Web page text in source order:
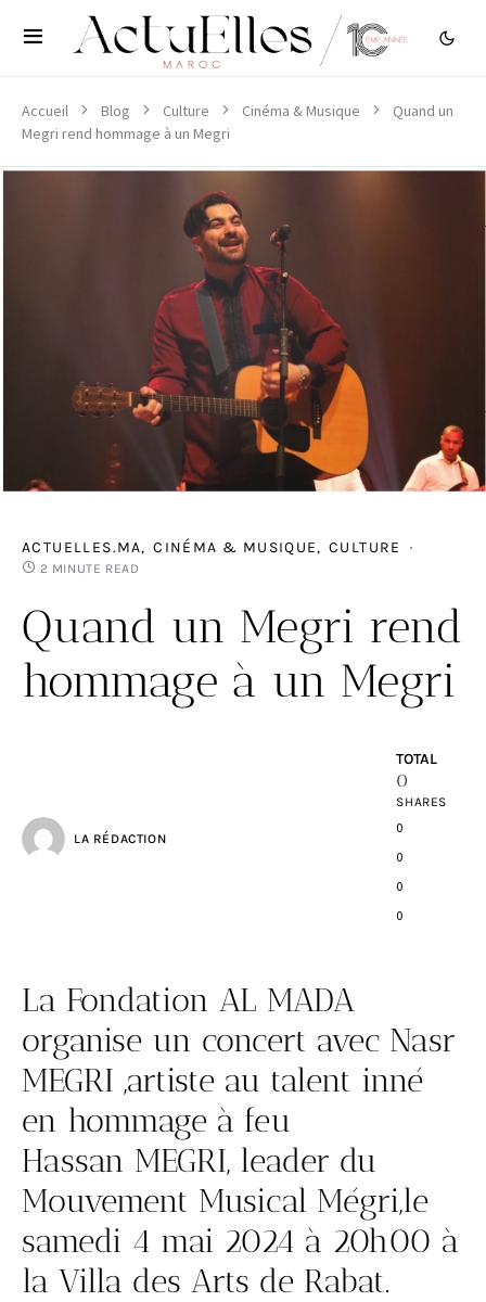
Accueil Blog Culture Cinéma & Musique
Quand un
Megri rend hommage à un Megri
ACTUELLES.MA CINÉMA & MUSIQUE CULTURE
2 MINUTE READ
Quand un Megri rend
hommage à un Megri
LA RÉDACTION
TOTAL
0
SHARES
0
0
0
0
La Fondation AL MADA
organise un concert avec Nasr
MEGRI ,artiste au talent inné
en hommage à feu
Hassan MEGRI, leader du
Mouvement Musical Mégri,le
samedi 4 mai 2024 à 20h00 à
la Villa des Arts de Rabat.